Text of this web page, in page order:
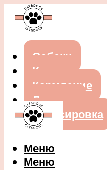
Собаки
Кошки
Кормление
Лечение
Дрессировка
Меню
Меню